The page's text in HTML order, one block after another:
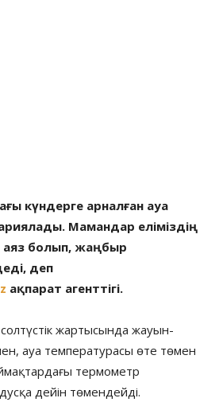
күндерге арналған ауа
Мамандар еліміздің
болып, жаңбыр
деп
ақпарат агенттігі.
жартысында жауын-
ауа температурасы өте төмен
термометр
дейін төмендейді.